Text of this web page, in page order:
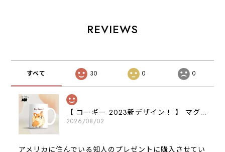
REVIEWS
すべて 30 0 0
【 コーギー 2023新デザイン！ 】 マグカップ お家用 プレゼント 犬 うちの子 犬グッズ ギフト
2026/08/02
アメリカに住んでいる知人のプレゼントに購入させてい